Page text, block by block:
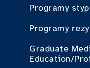
Programy
Programy
Graduate
Education/